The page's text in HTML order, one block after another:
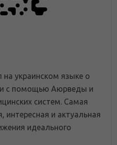
украинском языке о
с помощью Аюрведы и
систем. Самая
интересная и актуальная
идеального